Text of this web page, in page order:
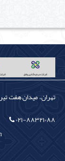
۰۲۱-۸۸۳۲۱۰۸۸